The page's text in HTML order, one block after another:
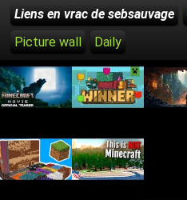
Liens en vrac de sebsauvage
Picture wall
Daily